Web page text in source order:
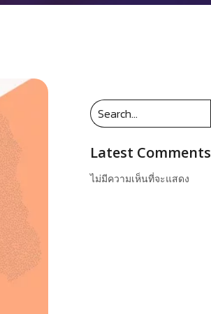
Latest Comments
ไม่มีความเห็นที่จะแสดง